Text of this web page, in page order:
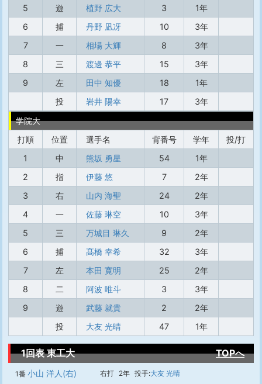
5
遊 植野 広大 3
1年
6
捕 丹野 凪冴 10
3年
7
一 相場 大輝 8
3年
8
三 渡邊 恭平 15
3年
9
左 田中 知優 18
1年
投
岩井 陽幸 17
3年
学院大
打順
位置 選手名 背番号 学年
投/打
1
中 熊坂 勇星 54
1年
2
指 伊藤 悠 7
2年
3
右 山内 海聖 24
2年
4
一 佐藤 琳空 10
3年
5
三 万城目 琳久 9
2年
6
捕 髙橋 幸希 32
3年
7
左 本田 寛明 25
2年
8
二 阿波 唯斗 3
3年
9
遊 武藤 就貴 2
2年
投
大友 光晴 47 1年
1回表 東工大 TOPへ
1番 小山 洋人(右) 右打 2年 投手:大友 光晴